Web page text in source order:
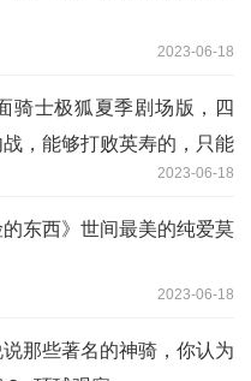
2023-06-18
骑士极狐夏季剧场版，四
，能够打败英寿的，只能
2023-06-18
的东西》世间最美的纯爱莫
2023-06-18
那些著名的神骑，你认为